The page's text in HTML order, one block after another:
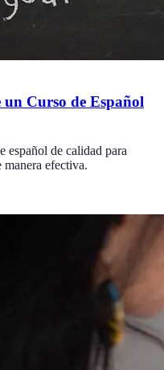
Curso de Español
español de calidad para
efectiva.